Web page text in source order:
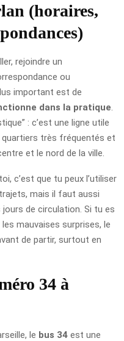
(horaires,
rejoindre un
ou
important est de
dans la pratique
: c’est une ligne utile
quartiers très fréquentés et
et le nord de la ville.
c’est que tu peux l’utiliser
mais il faut aussi
de circulation. Si tu es
mauvaises surprises, le
de partir, surtout en
34 à
le bus 34 est une